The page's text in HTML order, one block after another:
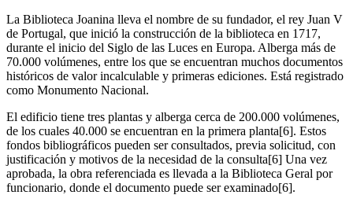
La Biblioteca Joanina lleva el nombre de su fundador, el rey Juan V
de Portugal, que inició la construcción de la biblioteca en 1717,
durante el inicio del Siglo de las Luces en Europa. Alberga más de
70.000 volúmenes, entre los que se encuentran muchos documentos
históricos de valor incalculable y primeras ediciones. Está registrado
como Monumento Nacional.
El edificio tiene tres plantas y alberga cerca de 200.000 volúmenes,
de los cuales 40.000 se encuentran en la primera planta[6]. Estos
fondos bibliográficos pueden ser consultados, previa solicitud, con
justificación y motivos de la necesidad de la consulta[6] Una vez
aprobada, la obra referenciada es llevada a la Biblioteca Geral por
funcionario, donde el documento puede ser examinado[6].